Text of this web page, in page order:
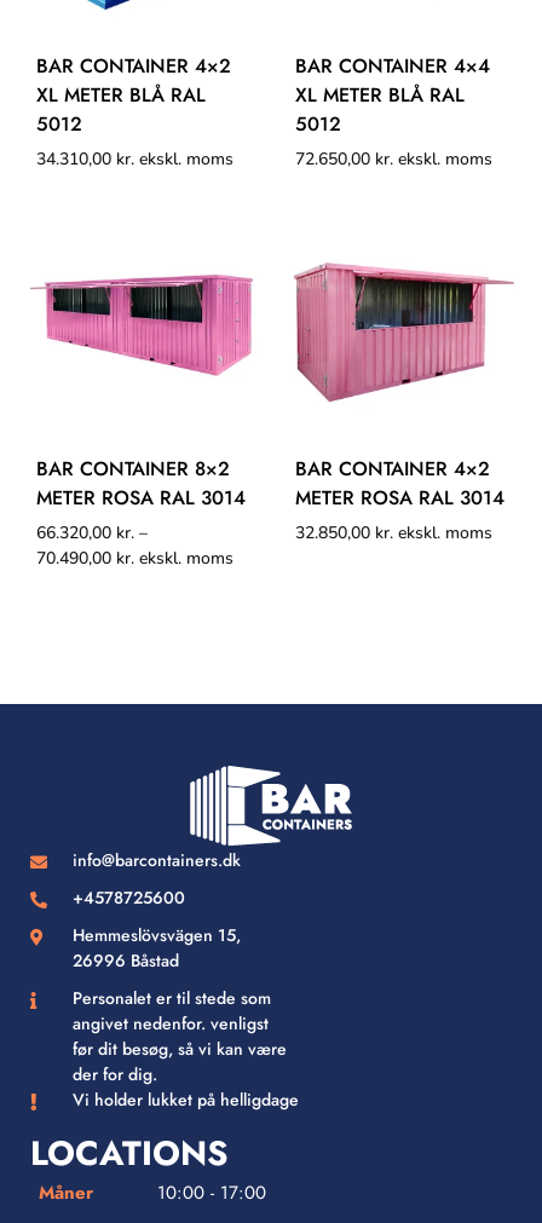
BAR CONTAINER 4×2
XL METER BLÅ RAL
5012
34.310,00 kr. ekskl. moms
BAR CONTAINER 4×4
XL METER BLÅ RAL
5012
72.650,00 kr. ekskl. moms
BAR CONTAINER 8×2
METER ROSA RAL 3014
66.320,00 kr. –
70.490,00 kr. ekskl. moms
BAR CONTAINER 4×2
METER ROSA RAL 3014
32.850,00 kr. ekskl. moms
info@barcontainers.dk
+4578725600
Hemmeslövsvägen 15,
26996 Båstad
Personalet er til stede som
angivet nedenfor. venligst
før dit besøg, så vi kan være
der for dig.
Vi holder lukket på helligdage
LOCATIONS
Måner
10:00 - 17:00